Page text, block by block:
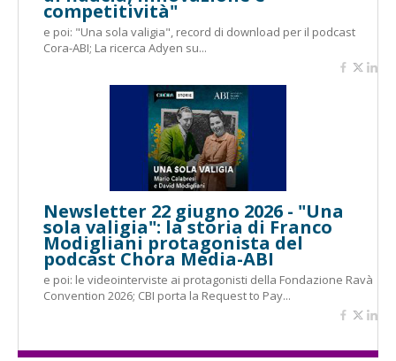
competitività"
e poi: "Una sola valigia", record di download per il podcast
Cora-ABI; La ricerca Adyen su...
Newsletter 22 giugno 2026 - "Una
sola valigia": la storia di Franco
Modigliani protagonista del
podcast Chora Media-ABI
e poi: le videointerviste ai protagonisti della Fondazione Ravà
Convention 2026; CBI porta la Request to Pay...